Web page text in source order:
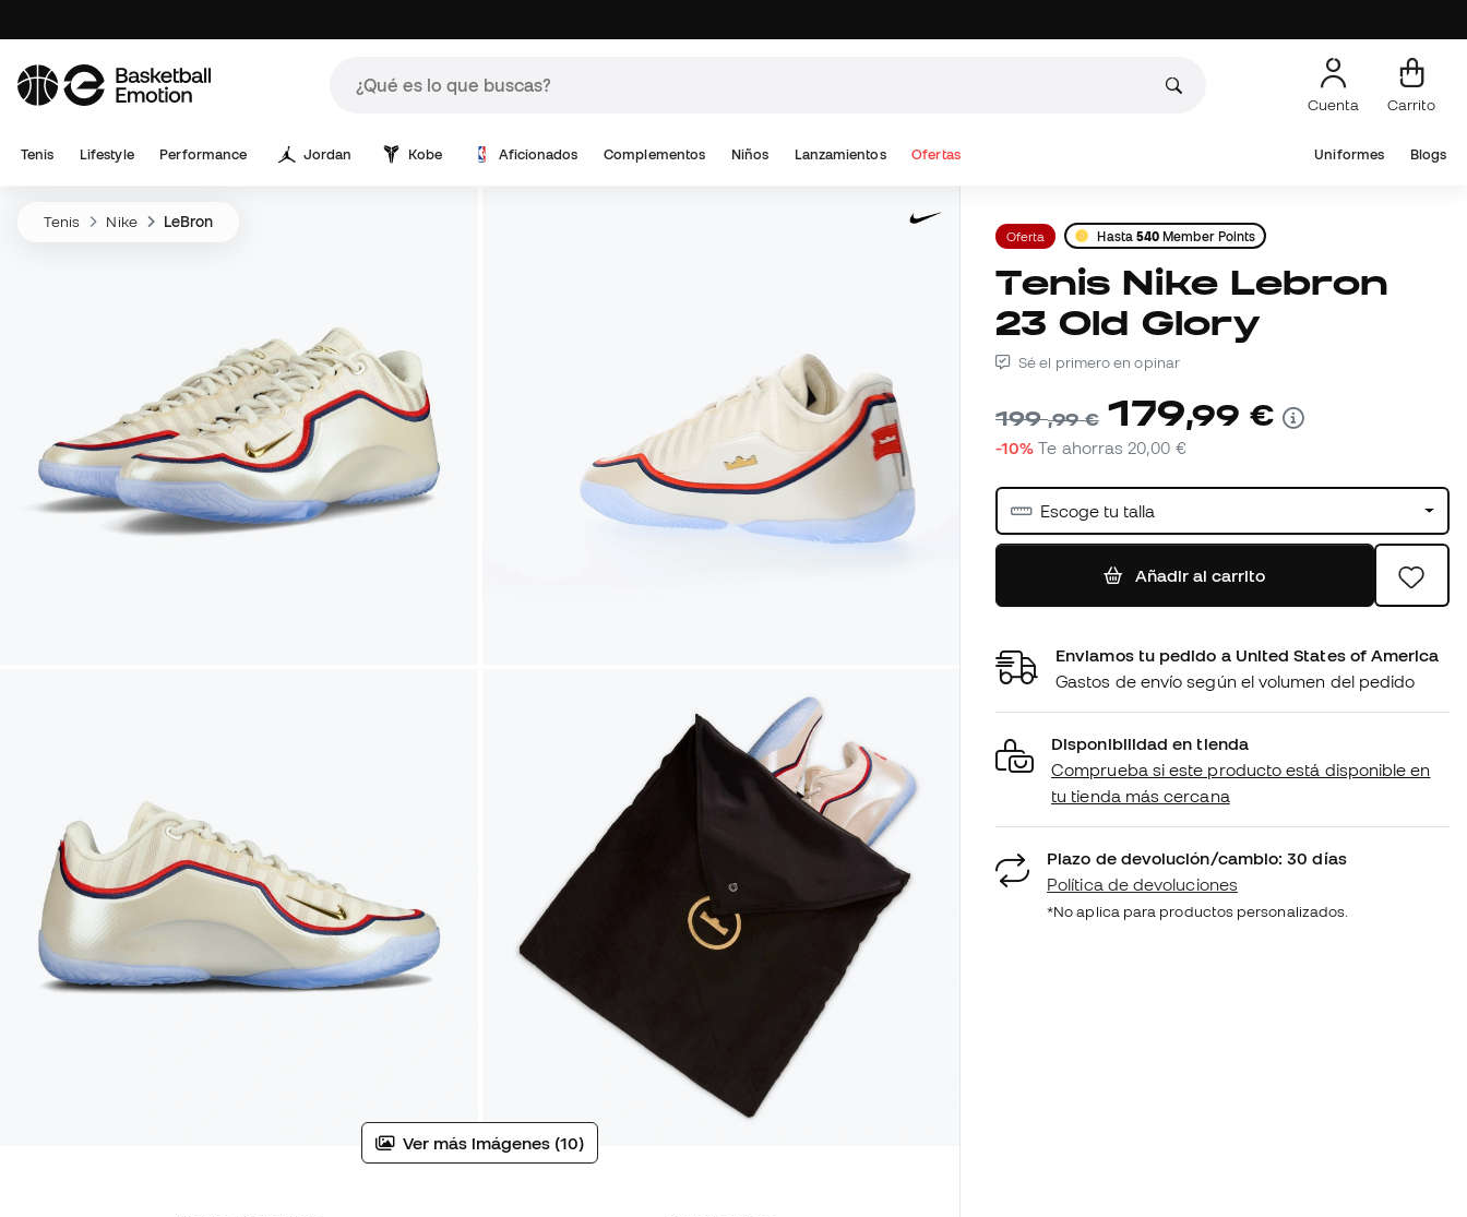
Cuenta Carrito
Tenis Lifestyle Performance Jordan Kobe Aficionados Complementos Niños Lanzamientos Ofertas Uniformes Blogs
Tenis Nike LeBron
Ver más imágenes (10)
Oferta Hasta 540 Member Points
Tenis Nike Lebron
23 Old Glory
Sé el primero en opinar
199,99 € 179,99 €
-10% Te ahorras 20,00 €
Escoge tu talla
Añadir al carrito
Enviamos tu pedido a United States of America
Gastos de envío según el volumen del pedido
Disponibilidad en tienda
Comprueba si este producto está disponible en
tu tienda más cercana
Plazo de devolución/cambio: 30 días
Política de devoluciones
*No aplica para productos personalizados.